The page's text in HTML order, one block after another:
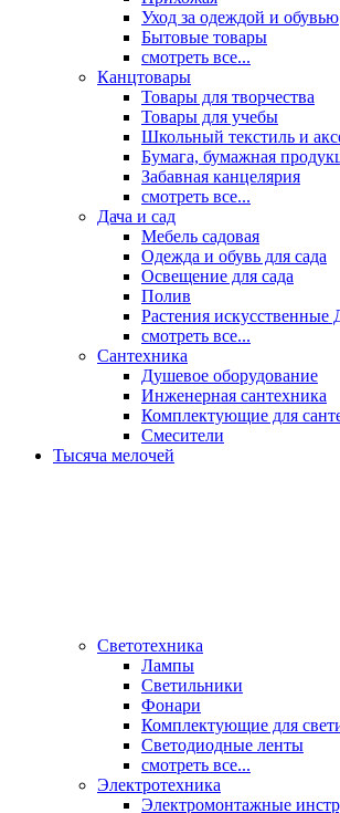
Уход за одеждой и обувью
Бытовые товары
смотреть все...
Канцтовары
Товары для творчества
Товары для учебы
Школьный текстиль и
Бумага, бумажная
Забавная канцелярия
смотреть все...
Дача и сад
Мебель садовая
Одежда и обувь для сада
Освещение для сада
Полив
Растения искусственные
смотреть все...
Сантехника
Душевое оборудование
Инженерная сантехника
Комплектующие для
Смесители
Тысяча мелочей
Светотехника
Лампы
Светильники
Фонари
Комплектующие для
Светодиодные ленты
смотреть все...
Электротехника
Электромонтажные